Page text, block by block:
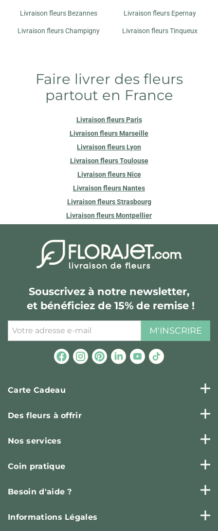
212 AVENUE DE LAON
26 AV PAUL VAILLANT COUTURIER
51430 TINQUEUX
3 B PLACE RENE CLAIR
MARGUERITE FLEURISTE
21 RUE MARTIN PELLER
Livraison fleurs Bezannes Livraison fleurs Epernay
Livraison fleurs Champigny Livraison fleurs Tinqueux
Faire livrer des fleurs
partout en France
Livraison fleurs Paris
Livraison fleurs Marseille
Livraison fleurs Lyon
Livraison fleurs Toulouse
Livraison fleurs Nice
Livraison fleurs Nantes
Livraison fleurs Strasbourg
Livraison fleurs Montpellier
Souscrivez à notre newsletter,
et bénéficiez de 15% de remise !
M'INSCRIRE
Carte Cadeau
Des fleurs à offrir
Nos services
Coin pratique
Besoin d'aide ?
Informations Légales